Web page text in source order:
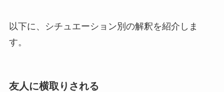
以下に、シチュエーション別の解釈を紹介しま
す。
友人に横取りされる